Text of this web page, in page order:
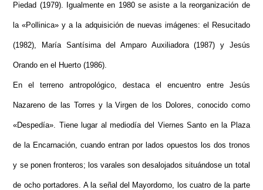
Piedad (1979). Igualmente en 1980 se asiste a la reorganización de
la «Pollinica» y a la adquisición de nuevas imágenes: el Resucitado
(1982), María Santísima del Amparo Auxiliadora (1987) y Jesús
Orando en el Huerto (1986).
En el terreno antropológico, destaca el encuentro entre Jesús
Nazareno de las Torres y la Virgen de los Dolores, conocido como
«Despedía». Tiene lugar al mediodía del Viernes Santo en la Plaza
de la Encarnación, cuando entran por lados opuestos los dos tronos
y se ponen fronteros; los varales son desalojados situándose un total
de ocho portadores. A la señal del Mayordomo, los cuatro de la parte